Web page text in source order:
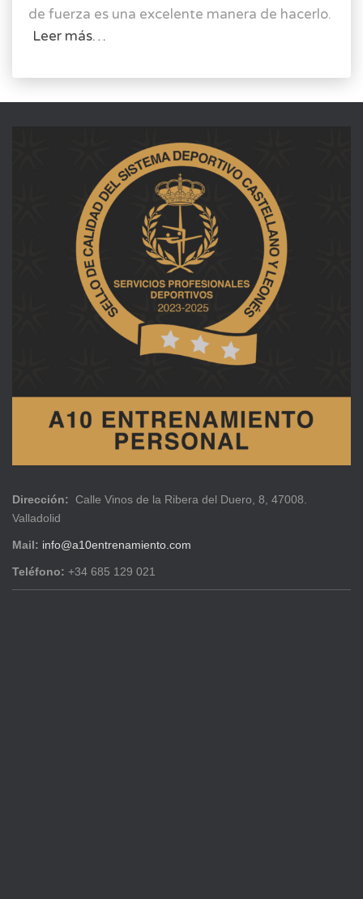
de fuerza es una excelente manera de hacerlo.
Leer más…
Dirección: Calle Vinos de la Ribera del Duero, 8, 47008.
Valladolid
Mail: info@a10entrenamiento.com
Teléfono: +34 685 129 021